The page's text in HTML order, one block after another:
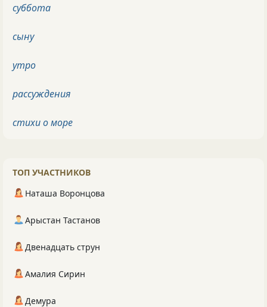
суббота
сыну
утро
рассуждения
стихи о море
ТОП УЧАСТНИКОВ
Наташа Воронцова
Арыстан Тастанов
Двенадцать струн
Амалия Сирин
Демура